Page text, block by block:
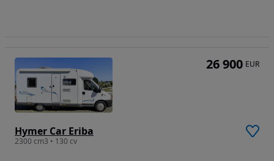
Hymer Car Eriba
2300 cm3 • 130 cv
26 900 EUR